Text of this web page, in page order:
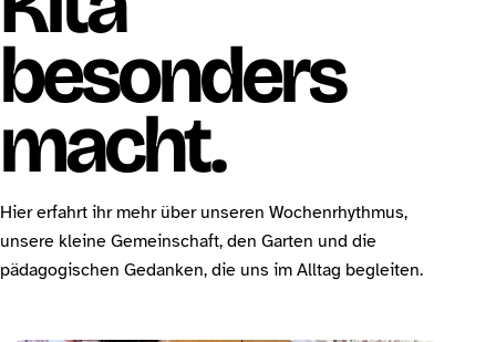
besonders
macht.
Hier erfahrt ihr mehr über unseren Wochenrhythmus,
unsere kleine Gemeinschaft, den Garten und die
pädagogischen Gedanken, die uns im Alltag begleiten.